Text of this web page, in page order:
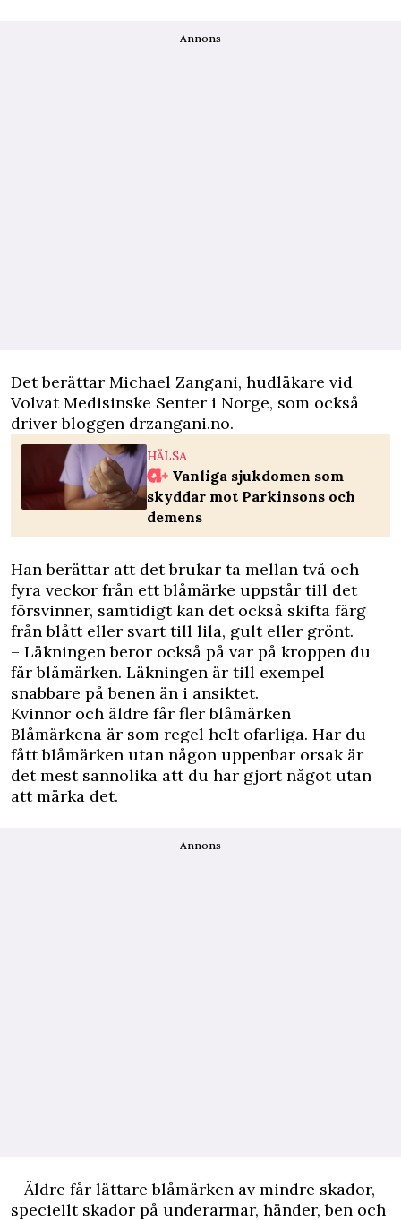
Annons
Det berättar Michael Zangani, hudläkare vid
Volvat Medisinske Senter i Norge, som också
driver bloggen drzangani.no.
HÄLSA
Vanliga sjukdomen som
skyddar mot Parkinsons och
demens
Han berättar att det brukar ta mellan två och
fyra veckor från ett blåmärke uppstår till det
försvinner, samtidigt kan det också skifta färg
från blått eller svart till lila, gult eller grönt.
– Läkningen beror också på var på kroppen du
får blåmärken. Läkningen är till exempel
snabbare på benen än i ansiktet.
Kvinnor och äldre får fler blåmärken
Blåmärkena är som regel helt ofarliga. Har du
fått blåmärken utan någon uppenbar orsak är
det mest sannolika att du har gjort något utan
att märka det.
Annons
– Äldre får lättare blåmärken av mindre skador,
speciellt skador på underarmar, händer, ben och